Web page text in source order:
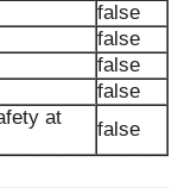
false
false
false
false
at
false